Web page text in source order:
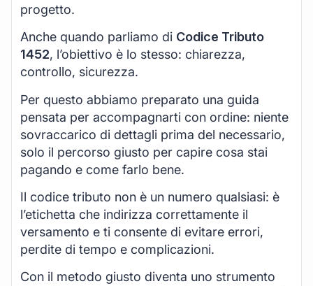
progetto.
Anche quando parliamo di Codice Tributo
1452, l’obiettivo è lo stesso: chiarezza,
controllo, sicurezza.
Per questo abbiamo preparato una guida
pensata per accompagnarti con ordine: niente
sovraccarico di dettagli prima del necessario,
solo il percorso giusto per capire cosa stai
pagando e come farlo bene.
Il codice tributo non è un numero qualsiasi: è
l’etichetta che indirizza correttamente il
versamento e ti consente di evitare errori,
perdite di tempo e complicazioni.
Con il metodo giusto diventa uno strumento